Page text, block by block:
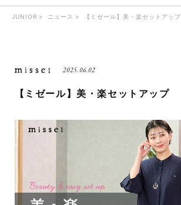
JUNIOR ニュース 【ミゼール】美・楽セットアップ
2025.06.02
【ミゼール】美・楽セットアップ